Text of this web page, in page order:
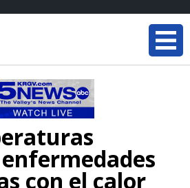
con el calor